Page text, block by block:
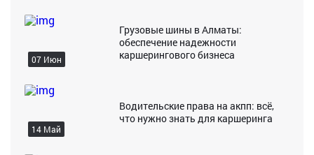
07 Июн
Грузовые шины в Алматы:
обеспечение надежности
каршерингового бизнеса
14 Май
Водительские права на акпп: всё,
что нужно знать для каршеринга